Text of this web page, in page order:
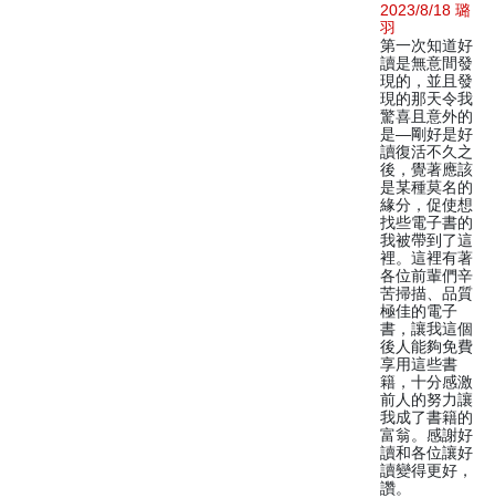
2023/8/18 璐
羽
第一次知道好
讀是無意間發
現的，並且發
現的那天令我
驚喜且意外的
是—剛好是好
讀復活不久之
後，覺著應該
是某種莫名的
緣分，促使想
找些電子書的
我被帶到了這
裡。這裡有著
各位前輩們辛
苦掃描、品質
極佳的電子
書，讓我這個
後人能夠免費
享用這些書
籍，十分感激
前人的努力讓
我成了書籍的
富翁。感謝好
讀和各位讓好
讀變得更好，
讚。